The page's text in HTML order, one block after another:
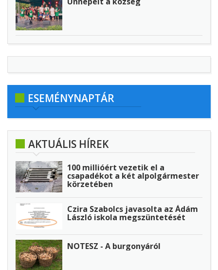
ESEMÉNYNAPTÁR
AKTUÁLIS HÍREK
100 millióért vezetik el a
csapadékot a két alpolgármester
körzetében
Czira Szabolcs javasolta az Ádám
László iskola megszüntetését
NOTESZ - A burgonyáról